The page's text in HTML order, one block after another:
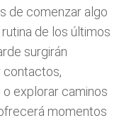
de comenzar algo
de los últimos
surgirán
contactos,
explorar caminos
momentos